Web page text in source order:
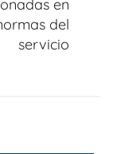
en
del
servicio